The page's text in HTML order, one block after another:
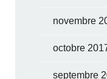
novembre
octobre
septembre